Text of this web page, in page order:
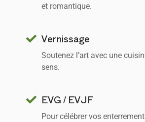
et romantique.
Vernissage
Soutenez l’art avec une
sens.
EVG / EVJF
Pour célébrer vos